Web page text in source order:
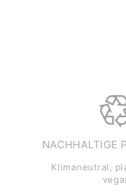
NACHHALTIGE
Klimaneutral,